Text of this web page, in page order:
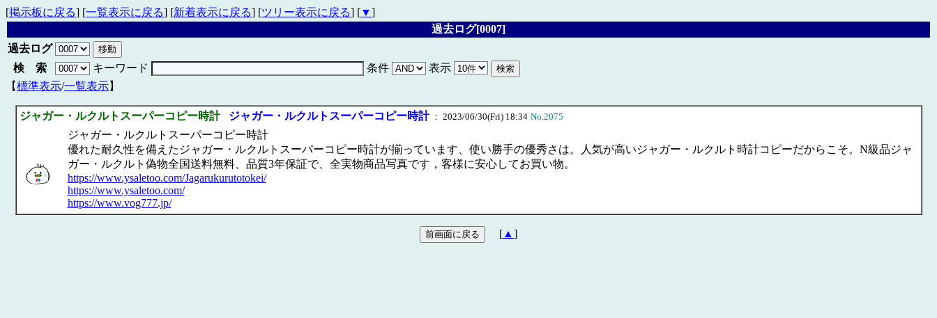
[掲示板に戻る] [一覧表示に戻る] [新着表示に戻る] [ツリー表示に戻る] [▼]
過去ログ[0007]
過去ログ
検 索
キーワード 条件
表示
【標準表示/一覧表示】
ジャガー・ルクルトスーパーコピー時計 ジャガー・ルクルトスーパーコピー時計： 2023/06/30(Fri) 18:34 No.2075
ジャガー・ルクルトスーパーコピー時計
優れた耐久性を備えたジャガー・ルクルトスーパーコピー時計が揃っています、使い勝手の優秀さは。人気が高いジャガー・ルクルト時計コピーだからこそ。N級品ジャ
ガー・ルクルト偽物全国送料無料、品質3年保証で、全実物商品写真です，客様に安心してお買い物。
https://www.ysaletoo.com/Jagarukurutotokei/
https://www.ysaletoo.com/
https://www.vog777.jp/
[ ▲ ]